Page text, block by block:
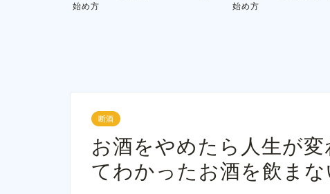
月1万
断酒
お酒をやめたら人生が
てわかったお酒を飲ま